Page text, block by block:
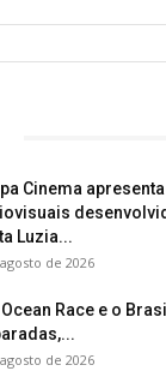
Cinema
Luzia...
de 2026
Race e o
de 2026